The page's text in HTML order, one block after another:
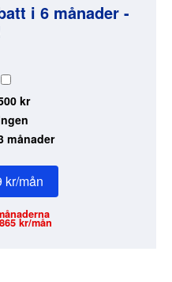
i 6 månader -
kr
månader
kr/mån
kr/mån